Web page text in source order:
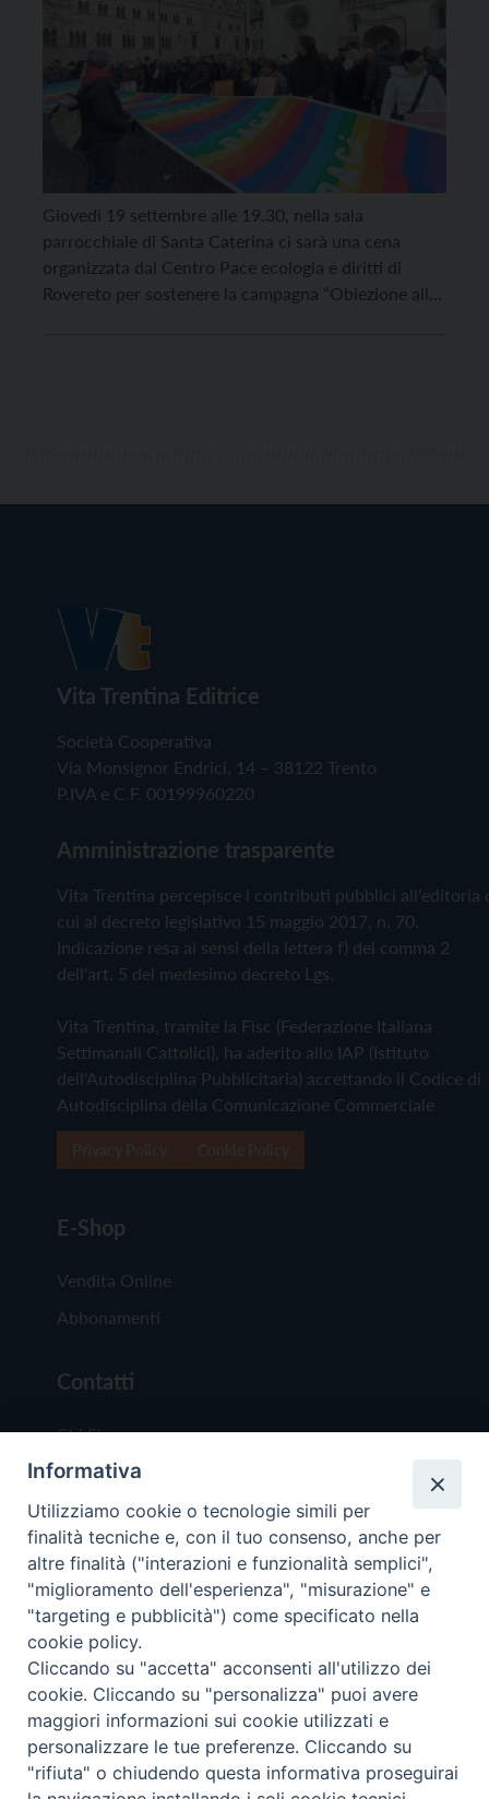
Giovedì 19 settembre alle 19.30, nella sala
parrocchiale di Santa Caterina ci sarà una cena
organizzata dal Centro Pace ecologia e diritti di
Rovereto per sostenere la campagna “Obiezione alle
Vita Trentina Editrice
Società Cooperativa
Via Monsignor Endrici, 14 – 38122 Trento
P.IVA e C.F. 00199960220
Amministrazione trasparente
Vita Trentina percepisce i contributi pubblici all'editoria
cui al decreto legislativo 15 maggio 2017, n. 70.
Indicazione resa ai sensi della lettera f) del comma 2
dell'art. 5 del medesimo decreto Lgs.
Vita Trentina, tramite la Fisc (Federazione Italiana
Settimanali Cattolici), ha aderito allo IAP (Istituto
dell'Autodisciplina Pubblicitaria) accettando il Codice di
Autodisciplina della Comunicazione Commerciale
E-Shop
Vendita Online
Abbonamenti
Contatti
Chi Siamo
Redazione
Scrivici
Copyright © 2019 - Tutti i diritti riservati - Vita
Trentina Editrice
Privacy Policy
Torna
Informativa
Utilizziamo cookie o tecnologie simili per
finalità tecniche e, con il tuo consenso, anche per
altre finalità ("interazioni e funzionalità semplici",
"miglioramento dell'esperienza", "misurazione" e
"targeting e pubblicità") come specificato nella
cookie policy.
Cliccando su "accetta" acconsenti all'utilizzo dei
cookie. Cliccando su "personalizza" puoi avere
maggiori informazioni sui cookie utilizzati e
personalizzare le tue preferenze. Cliccando su
"rifiuta" o chiudendo questa informativa proseguirai